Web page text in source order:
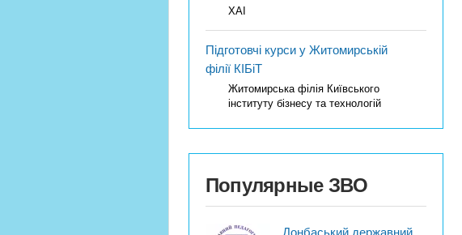
ХАІ
Підготовчі курси у Житомирській
філії КІБіТ
Житомирська філія Київського
інституту бізнесу та технологій
Популярные ЗВО